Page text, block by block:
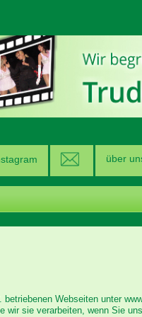
über
Webseiten unter
sie verarbeiten, wenn Sie